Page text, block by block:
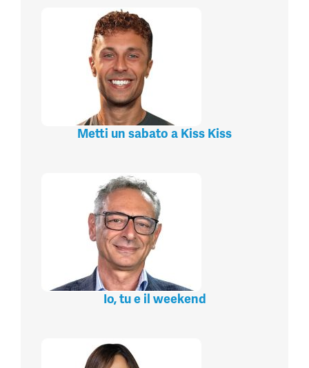
Metti un sabato a Kiss Kiss
Io, tu e il weekend